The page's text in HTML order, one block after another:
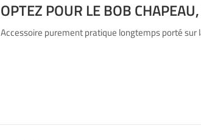
OPTEZ POUR LE BOB
Accessoire purement pratique longtemps porté